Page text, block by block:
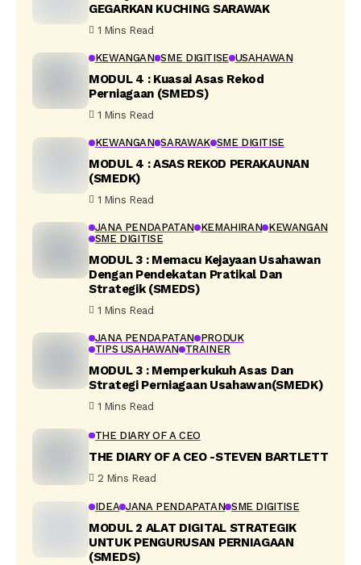
GEGARKAN KUCHING SARAWAK
1 Mins Read
KEWANGAN SME DIGITISE USAHAWAN
MODUL 4 : Kuasai Asas Rekod
Perniagaan (SMEDS)
1 Mins Read
KEWANGAN SARAWAK SME DIGITISE
MODUL 4 : ASAS REKOD PERAKAUNAN
(SMEDK)
1 Mins Read
JANA PENDAPATAN KEMAHIRAN KEWANGAN
SME DIGITISE
MODUL 3 : Memacu Kejayaan Usahawan
Dengan Pendekatan Pratikal Dan
Strategik (SMEDS)
1 Mins Read
JANA PENDAPATAN PRODUK
TIPS USAHAWAN TRAINER
MODUL 3 : Memperkukuh Asas Dan
Strategi Perniagaan Usahawan(SMEDK)
1 Mins Read
THE DIARY OF A CEO
THE DIARY OF A CEO -STEVEN BARTLETT
2 Mins Read
IDEA JANA PENDAPATAN SME DIGITISE
MODUL 2 ALAT DIGITAL STRATEGIK
UNTUK PENGURUSAN PERNIAGAAN
(SMEDS)